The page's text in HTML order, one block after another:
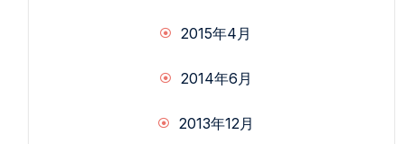
2015年4月
2014年6月
2013年12月